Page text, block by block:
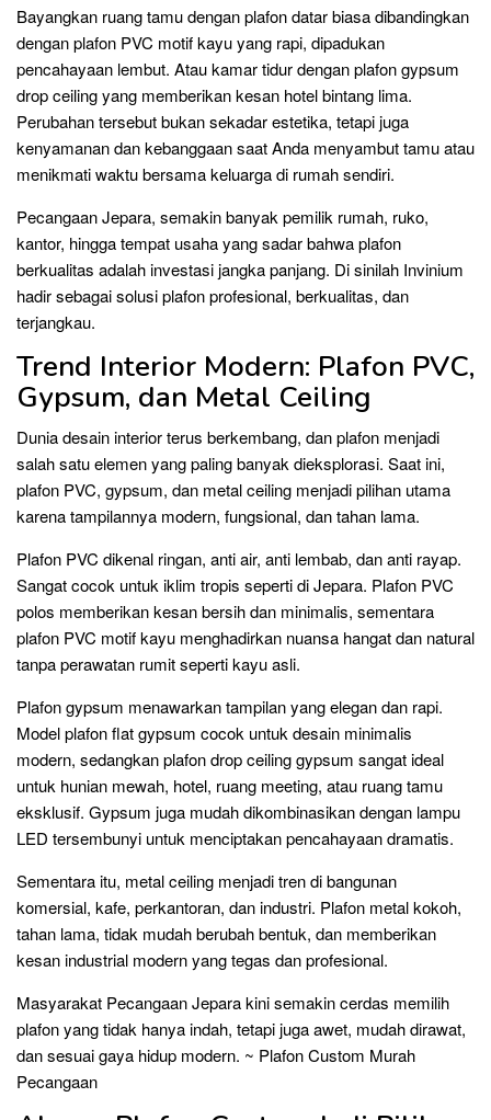
Bayangkan ruang tamu dengan plafon datar biasa dibandingkan
dengan plafon PVC motif kayu yang rapi, dipadukan
pencahayaan lembut. Atau kamar tidur dengan plafon gypsum
drop ceiling yang memberikan kesan hotel bintang lima.
Perubahan tersebut bukan sekadar estetika, tetapi juga
kenyamanan dan kebanggaan saat Anda menyambut tamu atau
menikmati waktu bersama keluarga di rumah sendiri.
Pecangaan Jepara, semakin banyak pemilik rumah, ruko,
kantor, hingga tempat usaha yang sadar bahwa plafon
berkualitas adalah investasi jangka panjang. Di sinilah Invinium
hadir sebagai solusi plafon profesional, berkualitas, dan
terjangkau.
Trend Interior Modern: Plafon PVC,
Gypsum, dan Metal Ceiling
Dunia desain interior terus berkembang, dan plafon menjadi
salah satu elemen yang paling banyak dieksplorasi. Saat ini,
plafon PVC, gypsum, dan metal ceiling menjadi pilihan utama
karena tampilannya modern, fungsional, dan tahan lama.
Plafon PVC dikenal ringan, anti air, anti lembab, dan anti rayap.
Sangat cocok untuk iklim tropis seperti di Jepara. Plafon PVC
polos memberikan kesan bersih dan minimalis, sementara
plafon PVC motif kayu menghadirkan nuansa hangat dan natural
tanpa perawatan rumit seperti kayu asli.
Plafon gypsum menawarkan tampilan yang elegan dan rapi.
Model plafon flat gypsum cocok untuk desain minimalis
modern, sedangkan plafon drop ceiling gypsum sangat ideal
untuk hunian mewah, hotel, ruang meeting, atau ruang tamu
eksklusif. Gypsum juga mudah dikombinasikan dengan lampu
LED tersembunyi untuk menciptakan pencahayaan dramatis.
Sementara itu, metal ceiling menjadi tren di bangunan
komersial, kafe, perkantoran, dan industri. Plafon metal kokoh,
tahan lama, tidak mudah berubah bentuk, dan memberikan
kesan industrial modern yang tegas dan profesional.
Masyarakat Pecangaan Jepara kini semakin cerdas memilih
plafon yang tidak hanya indah, tetapi juga awet, mudah dirawat,
dan sesuai gaya hidup modern. ~ Plafon Custom Murah
Pecangaan